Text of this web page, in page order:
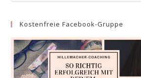
Kostenfreie Facebook-Gruppe